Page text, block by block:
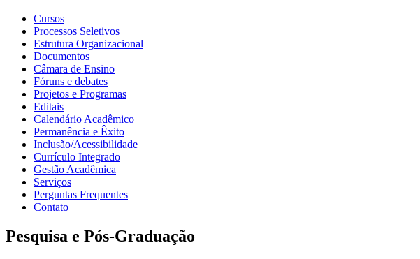
Cursos
Processos Seletivos
Estrutura Organizacional
Documentos
Câmara de Ensino
Fóruns e debates
Projetos e Programas
Editais
Calendário Acadêmico
Permanência e Êxito
Inclusão/Acessibilidade
Currículo Integrado
Gestão Acadêmica
Serviços
Perguntas Frequentes
Contato
Pesquisa e Pós-Graduação